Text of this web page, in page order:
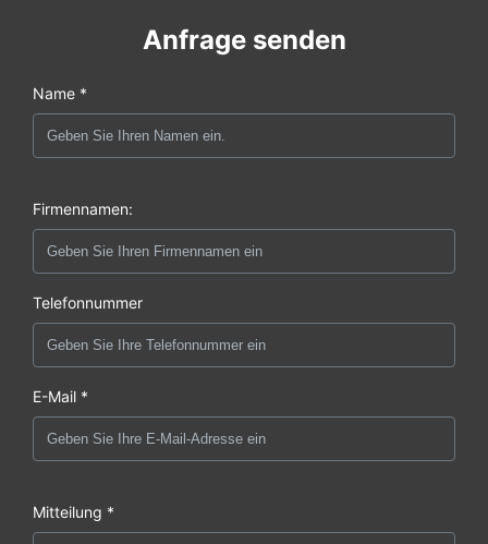
Anfrage senden
Name *
Firmennamen:
Telefonnummer
E-Mail *
Mitteilung *